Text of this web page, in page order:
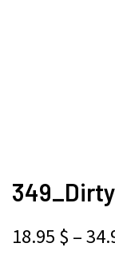
18.95 $ –